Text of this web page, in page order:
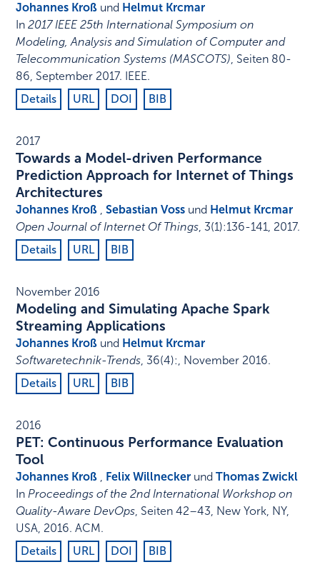
Johannes Kroß und Helmut Krcmar
In2017 IEEE 25th International Symposium on
Modeling, Analysis and Simulation of Computer and
Telecommunication Systems (MASCOTS), Seiten 80-
86, September 2017. IEEE.
Details
URL DOI BIB
2017
Towards a Model-driven Performance
Prediction Approach for Internet of Things
Architectures
Johannes Kroß ,Sebastian Voss und Helmut Krcmar
Open Journal of Internet Of Things, 3(1):136-141, 2017.
Details
URL BIB
November 2016
Modeling and Simulating Apache Spark
Streaming Applications
Johannes Kroß und Helmut Krcmar
Softwaretechnik-Trends, 36(4):, November 2016.
Details
URL BIB
2016
PET: Continuous Performance Evaluation
Tool
Johannes Kroß , Felix Willnecker undThomas Zwickl
InProceedings of the 2nd International Workshop on
Quality-Aware DevOps, Seiten 42–43, New York, NY,
USA, 2016.ACM.
Details
URL DOI BIB